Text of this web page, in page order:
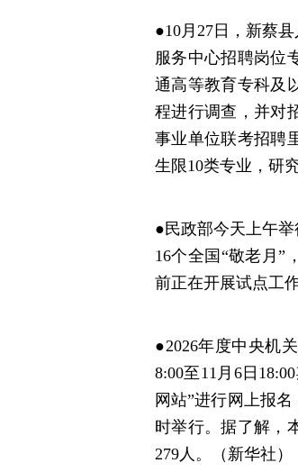
●10月27日，新蔡
服务中心招聘岗位
通高等教育专科及
程进行调查，并对
事业单位联考招聘
生限10类专业，研
●民政部今天上午
16个全国“敬老月”
前正在开展试点工
●2026年度中央机
8:00至11月6日
网站”进行网上报
时举行。据了解，
279人。（新华社）